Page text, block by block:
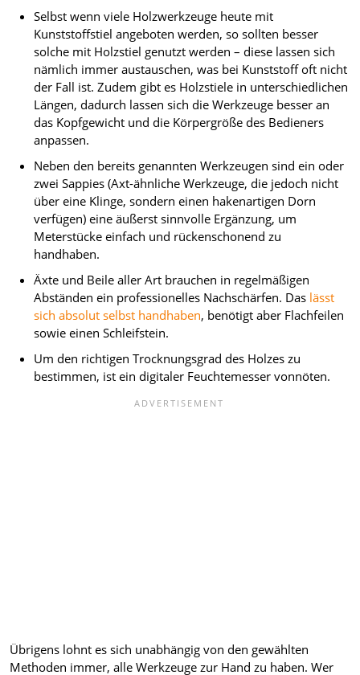
Selbst wenn viele Holzwerkzeuge heute mit
Kunststoffstiel angeboten werden, so sollten besser
solche mit Holzstiel genutzt werden – diese lassen sich
nämlich immer austauschen, was bei Kunststoff oft nicht
der Fall ist. Zudem gibt es Holzstiele in unterschiedlichen
Längen, dadurch lassen sich die Werkzeuge besser an
das Kopfgewicht und die Körpergröße des Bedieners
anpassen.
Neben den bereits genannten Werkzeugen sind ein oder
zwei Sappies (Axt-ähnliche Werkzeuge, die jedoch nicht
über eine Klinge, sondern einen hakenartigen Dorn
verfügen) eine äußerst sinnvolle Ergänzung, um
Meterstücke einfach und rückenschonend zu
handhaben.
Äxte und Beile aller Art brauchen in regelmäßigen
Abständen ein professionelles Nachschärfen. Das lässt
sich absolut selbst handhaben, benötigt aber Flachfeilen
sowie einen Schleifstein.
Um den richtigen Trocknungsgrad des Holzes zu
bestimmen, ist ein digitaler Feuchtemesser vonnöten.
Übrigens lohnt es sich unabhängig von den gewählten
Methoden immer, alle Werkzeuge zur Hand zu haben. Wer